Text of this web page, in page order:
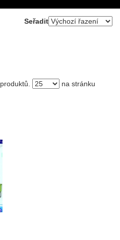
Seřadit
produktů. na stránku